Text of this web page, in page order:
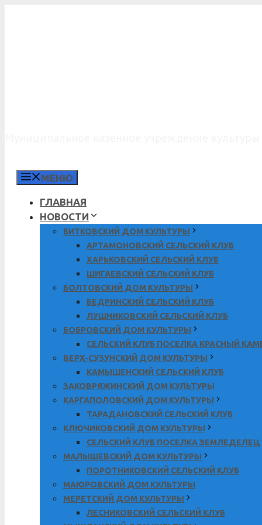
МЕНЮ
ГЛАВНАЯ
НОВОСТИ
БИТКОВСКИЙ ДОМ КУЛЬТУРЫ
АРТАМОНОВСКИЙ СЕЛЬСКИЙ КЛУБ
ХАРЬКОВСКИЙ СЕЛЬСКИЙ КЛУБ
ШИГАЕВСКИЙ СЕЛЬСКИЙ КЛУБ
БОЛТОВСКИЙ ДОМ КУЛЬТУРЫ
БЕДРИНСКИЙ СЕЛЬСКИЙ КЛУБ
ЛУШНИКОВСКИЙ СЕЛЬСКИЙ КЛУБ
БОБРОВСКИЙ ДОМ КУЛЬТУРЫ
СЕЛЬСКИЙ КЛУБ ПОСЕЛКА КРАСНЫЙ
ВЕРХ-СУЗУНСКИЙ ДОМ КУЛЬТУРЫ
КАМЫШЕНСКИЙ СЕЛЬСКИЙ КЛУБ
ЗАКОВРЯЖИНСКИЙ ДОМ КУЛЬТУРЫ
КАРГАПОЛОВСКИЙ ДОМ КУЛЬТУРЫ
ТАРАДАНОВСКИЙ СЕЛЬСКИЙ КЛУБ
КЛЮЧИКОВСКИЙ ДОМ КУЛЬТУРЫ
СЕЛЬСКИЙ КЛУБ ПОСЕЛКА ЗЕМЛЕДЕЛЕЦ
МАЛЫШЕВСКИЙ ДОМ КУЛЬТУРЫ
ПОРОТНИКОВСКИЙ СЕЛЬСКИЙ КЛУБ
МАЮРОВСКИЙ ДОМ КУЛЬТУРЫ
МЕРЕТСКИЙ ДОМ КУЛЬТУРЫ
ЛЕСНИКОВСКИЙ СЕЛЬСКИЙ КЛУБ